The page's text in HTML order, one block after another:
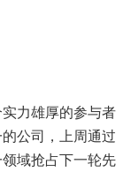
力雄厚的参与者
公司，上周通过
域抢占下一轮先